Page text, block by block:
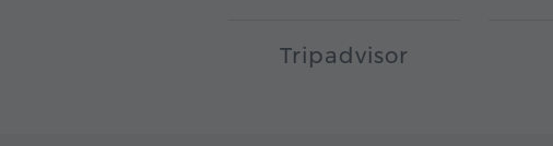
Tripadvisor